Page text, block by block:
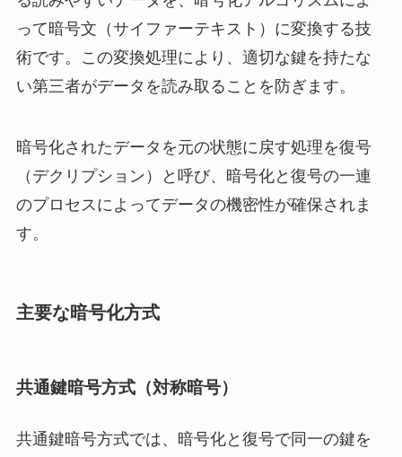
って暗号文（サイファーテキスト）に変換する技
術です。この変換処理により、適切な鍵を持たな
い第三者がデータを読み取ることを防ぎます。
暗号化されたデータを元の状態に戻す処理を復号
（デクリプション）と呼び、暗号化と復号の一連
のプロセスによってデータの機密性が確保されま
す。
主要な暗号化方式
共通鍵暗号方式（対称暗号）
共通鍵暗号方式では、暗号化と復号で同一の鍵を